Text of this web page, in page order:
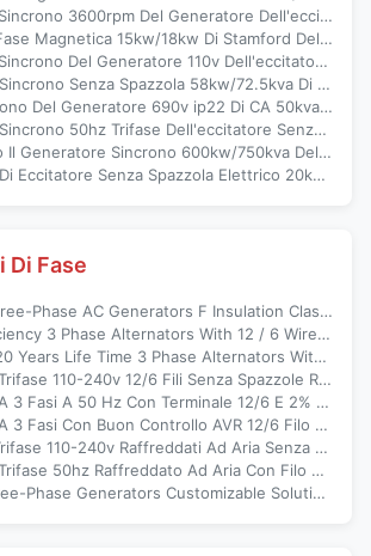
Del Generatore Dell'eccitatore Senza Spazzola Ad Alta Velocità 10kw
15kw/18kw Di Stamford Del Generatore 3 Della Dinamo
Generatore 110v Dell'eccitatore Senza Spazzola Del Portatile 30kw
Senza Spazzola 58kw/72.5kva Di 60hz Con AVR 1500rpm
Generatore 690v ip22 Di CA 50kva/Di 40kw Stamford Facoltativo
50hz Trifase Dell'eccitatore Senza Spazzola 120kw/150kva
Sincrono 600kw/750kva Dell'eccitatore Senza Spazzola Composto
Senza Spazzola Elettrico 20kw Piccolo 3000rpm 2 Palo 110-240v
Di Fase
Generators F Insulation Class And 100% Copper Wire For Optimal Performance
Alternators With 12 / 6 Wire Terminals And More Than 20 Years Life Time
3 Phase Alternators With 100% Copper Wire And Air-Cooled Cooling Method
110-240v 12/6 Fili Senza Spazzole Raffreddato Ad Aria
Fasi A 50 Hz Con Terminale 12/6 E 2% Di THD
Fasi Con Buon Controllo AVR 12/6 Filo 50hz
110-240v Raffreddati Ad Aria Senza Spazzole ip23
50hz Raffreddato Ad Aria Con Filo Di Rame 100%
Generators Customizable Solutions For Your Unique Requirements